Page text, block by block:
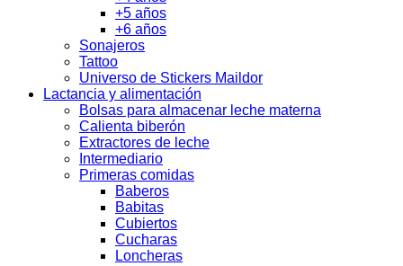
+5 años
+6 años
Sonajeros
Tattoo
Universo de Stickers Maildor
Lactancia y alimentación
Bolsas para almacenar leche materna
Calienta biberón
Extractores de leche
Intermediario
Primeras comidas
Baberos
Babitas
Cubiertos
Cucharas
Loncheras